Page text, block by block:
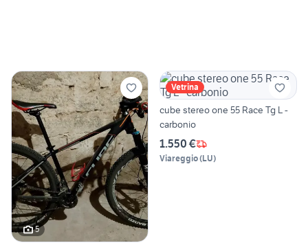
5
Vetrina
cube stereo one 55 Race Tg L -
carbonio
1.550 €
Viareggio(LU)